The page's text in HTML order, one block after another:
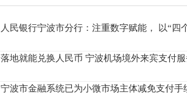
人民银行宁波市分行：注重数字赋能， 以“四
落地就能兑换人民币 宁波机场境外来宾支付
宁波市金融系统已为小微市场主体减免支付手